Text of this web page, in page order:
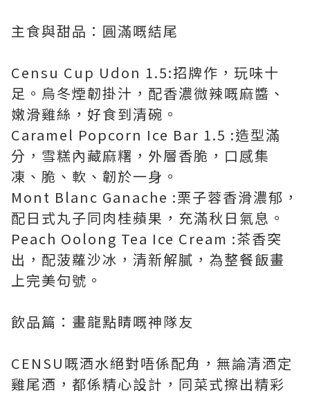
主食與甜品：圓滿嘅結尾
Censu Cup Udon 1.5:招牌作，玩味十
足。烏冬煙韌掛汁，配香濃微辣嘅麻醬、
嫩滑雞絲，好食到清碗。
Caramel Popcorn Ice Bar 1.5 :造型滿
分，雪糕內藏麻糬，外層香脆，口感集
凍、脆、軟、韌於一身。
Mont Blanc Ganache :栗子蓉香滑濃郁，
配日式丸子同肉桂蘋果，充滿秋日氣息。
Peach Oolong Tea Ice Cream :茶香突
出，配菠蘿沙冰，清新解膩，為整餐飯畫
上完美句號。
飲品篇：畫龍點睛嘅神隊友
CENSU嘅酒水絕對唔係配角，無論清酒定
雞尾酒，都係精心設計，同菜式擦出精彩